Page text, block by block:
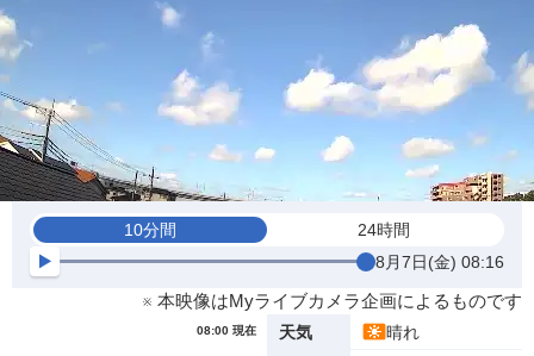
10分間
24時間
8月7日(金) 08:16
※ 本映像はMyライブカメラ企画によるものです
08:00 現在 天気
晴れ